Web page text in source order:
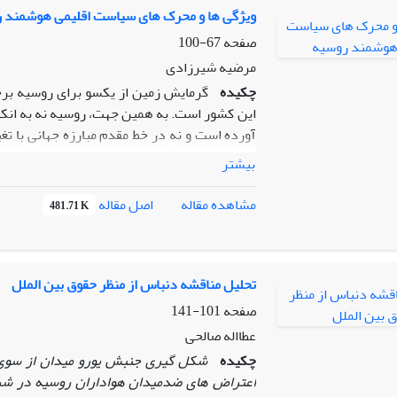
شکاف در دو سوی مقاله حاضر از نوع کیفی
پذیرفته و پایه های نظری آن بر نظریه
نظری حذف متغیرهای مداخله گر، بر پایه یافته
ویژگی‏ ها و محرک ‏های سیاست اقلیمی
صفحه67-100
مرضیه شیرزادی
چکیده گرمایش زمین از یک‏سو برای روسیه
این کشور است. به همین جهت، روسیه نه به
آورده است و نه در خط مقدم مبارزه جهانی با
اصلی سیاست اقلیمی هوشمند روسیه و کشف
پرسش مقاله این است که «ویژگی اصلی
هستند؟» مقاله حاضر از نوع کتابخانه ‏ای
چارچوب مفهومی سیاست اقلیمی هوشمند
ظرفیت ‏های انرژی برگشت‏ پذیر، محافظت از
وقوع بلایای طبیعی و حفظ تعادل فصلی،
‏ترین محرک سیاست روسیه در همراهی با
طبیعی شمالگان، ایجاد مسیرهای جدید
مناطق سردسیر شمال روسیه و افزایش وسعت
بیشتر
مشاهده مقاله
اصل مقاله 481.71 K
تحلیل مناقشه دنباس از منظر حقوق بین ‏‏الملل
صفحه101-141
عطااله صالحی
چکیده
اعتراض‏ های ضدمیدان هواداران روسیه در